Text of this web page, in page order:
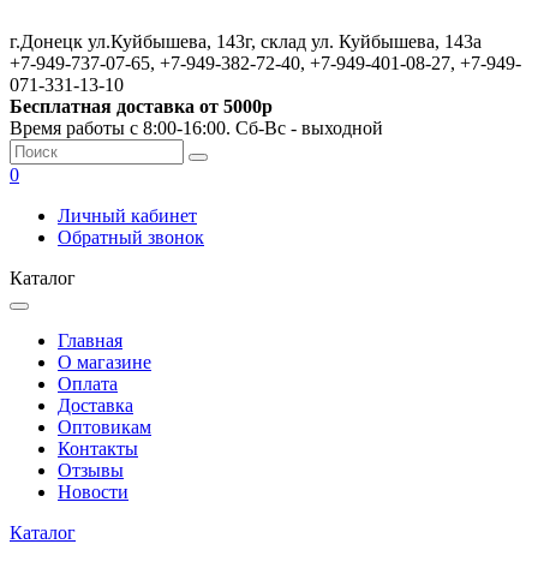
г.Донецк ул.Куйбышева, 143г, склад ул. Куйбышева, 143а
+7-949-737-07-65, +7-949-382-72-40, +7-949-401-08-27, +7-949-
071-331-13-10
Бесплатная доставка от 5000р
Время работы с 8:00-16:00. Сб-Вс - выходной
0
Личный кабинет
Обратный звонок
Каталог
Главная
О магазине
Оплата
Доставка
Оптовикам
Контакты
Отзывы
Новости
Каталог